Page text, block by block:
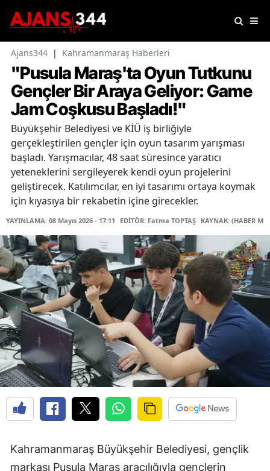
Ajans344 | Kahramanmaraş Haberleri
"Pusula Maraş'ta Oyun Tutkunu
Gençler Bir Araya Geliyor: Game
Jam Coşkusu Başladı!"
Büyükşehir Belediyesi ve KİÜ iş birliğiyle
gerçekleştirilen gençler için oyun tasarım yarışması
başladı. Yarışmacılar, 48 saat süresince yaratıcı
yeteneklerini sergileyerek kendi oyun projelerini
geliştirecek. Katılımcılar, en iyi tasarımı ortaya koymak
için kıyasıya bir rekabetin içine girecekler.
YAYINLAMA: 08 Mayıs 2026 - 17:11 EDİTÖR: Fatma TOPTAŞ KAYNAK: (HABER
Kahramanmaraş Büyükşehir Belediyesi, gençlik
markası Pusula Maraş aracılığıyla gençlerin